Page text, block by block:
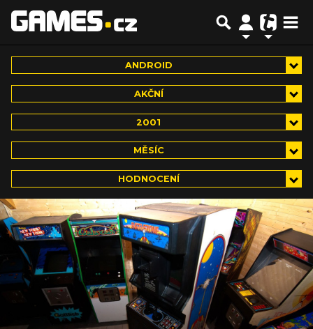
ANDROID
AKČNÍ
2001
MĚSÍC
HODNOCENÍ